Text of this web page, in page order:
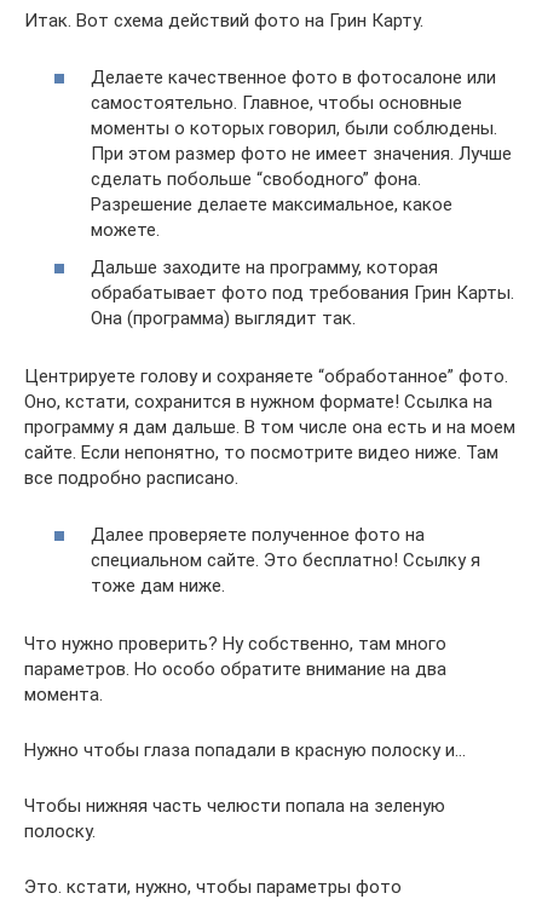
Итак. Вот схема действий фото на Грин Карту.
Делаете качественное фото в фотосалоне или
самостоятельно. Главное, чтобы основные
моменты о которых говорил, были соблюдены.
При этом размер фото не имеет значения. Лучше
сделать побольше “свободного” фона.
Разрешение делаете максимальное, какое
можете.
Дальше заходите на программу, которая
обрабатывает фото под требования Грин Карты.
Она (программа) выглядит так.
Центрируете голову и сохраняете “обработанное” фото.
Оно, кстати, сохранится в нужном формате! Ссылка на
программу я дам дальше. В том числе она есть и на моем
сайте. Если непонятно, то посмотрите видео ниже. Там
все подробно расписано.
Далее проверяете полученное фото на
специальном сайте. Это бесплатно! Ссылку я
тоже дам ниже.
Что нужно проверить? Ну собственно, там много
параметров. Но особо обратите внимание на два
момента.
Нужно чтобы глаза попадали в красную полоску и…
Чтобы нижняя часть челюсти попала на зеленую
полоску.
Это. кстати, нужно, чтобы параметры фото